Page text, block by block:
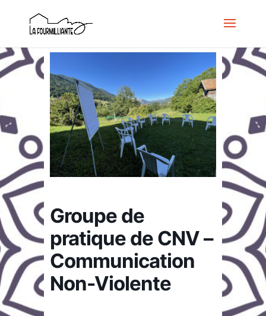
Groupe de
pratique de CNV –
Communication
Non-Violente